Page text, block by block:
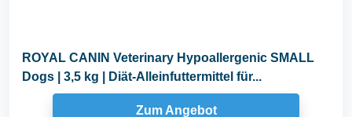
ROYAL CANIN Veterinary Hypoallergenic SMALL
Dogs | 3,5 kg | Diät-Alleinfuttermittel für...
Zum Angebot